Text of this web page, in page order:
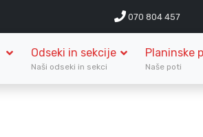
070 804 457
Odseki in sekcije
Naši odseki in sekci
Planinske
Naše poti